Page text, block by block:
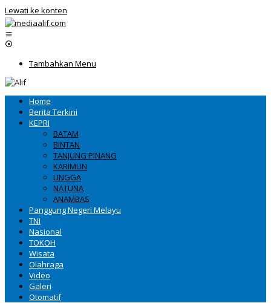
Lewati ke konten
Tambahkan Menu
Home
Berita Terkini
KEPRI
BATAM
BINTAN
TANJUNG PINANG
KARIMUN
LINGGA
NATUNA
ANAMBAS
Panggung Negeri Melayu
TNI
Nasional
TOKOH
Wisata
Olahraga
Video
Galeri
Otomatif